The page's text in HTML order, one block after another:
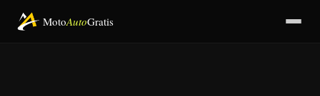
MotoAutoGratis